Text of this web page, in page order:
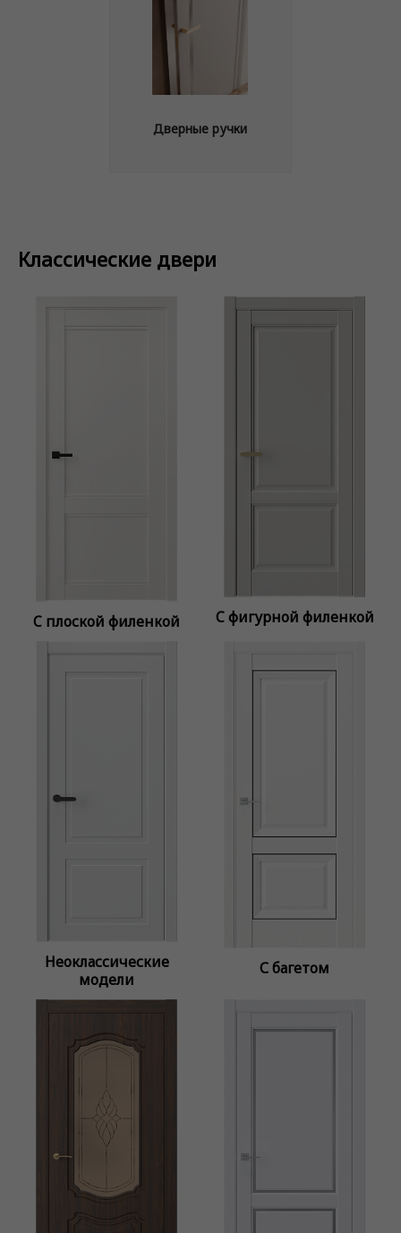
Дверные ручки
Классические двери
C плоской филенкой C фигурной филенкой
Неоклассические
модели
С багетом